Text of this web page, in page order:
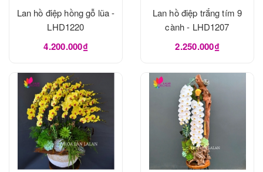
Lan hồ điệp hồng gỗ lũa -
LHD1220
4.200.000₫
Lan hồ điệp trắng tím 9
cành - LHD1207
2.250.000₫